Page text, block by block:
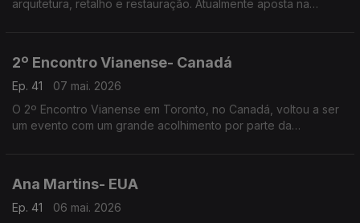
arquitetura, retalho e restauração. Atualmente aposta na
2º Encontro Vianense- Canadá
Ep. 41
07 mai. 2026
O 2º Encontro Vianense em Toronto, no Canadá, voltou a ser
um evento com um grande acolhimento por parte da
Ana Martins- EUA
Ep. 41
06 mai. 2026